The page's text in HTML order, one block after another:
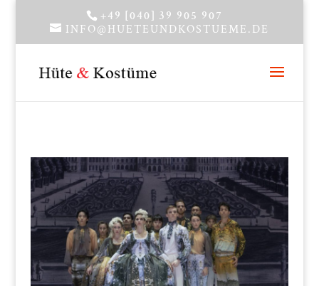
+49 [040] 39 905 907
INFO@HUETEUNDKOSTUEME.DE